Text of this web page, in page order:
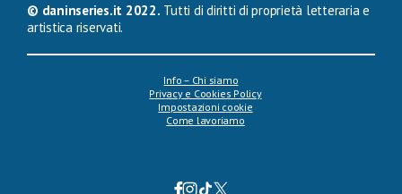
© daninseries.it 2022. Tutti di diritti di proprietà letteraria e
artistica riservati.
Info – Chi siamo
Privacy e Cookies Policy
Impostazioni cookie
Come lavoriamo